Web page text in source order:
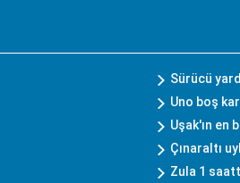
Sürücü
Uno boş
Uşak'ın en
Çınaraltı
Zula 1